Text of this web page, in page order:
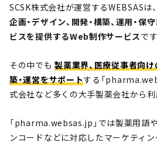
SCSK株式会社が運営するWEBSASは、
企画・デザイン、開発・構築、運用・保
ビスを提供するWeb制作サービスです
その中でも製薬業界、医療従事者向
築・運営をサポートする「
式会社など多くの大手製薬会社から利
「pharma.websas.jp」では製薬用語
ンコードなどに対応したマーケティン